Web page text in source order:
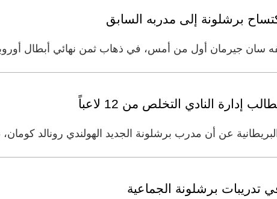
برشلونة إلى مدربه السابق
أول من أمس، في ذهاب ثمن نهائي أبطال أوروبا توهجاً لمبابي (22
النادي التخلص من 12 لاعباً
عن أن مدرب برشلونة الجديد الهولندي رونالد
برشلونة الجماعية